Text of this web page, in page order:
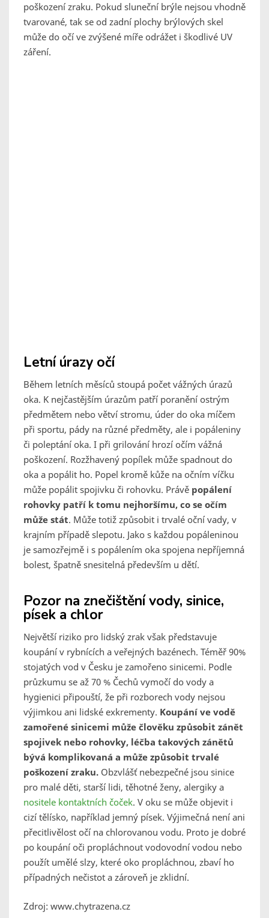
poškození zraku. Pokud sluneční brýle nejsou vhodně
tvarované, tak se od zadní plochy brýlových skel
může do očí ve zvýšené míře odrážet i škodlivé UV
záření.
Letní úrazy očí
Během letních měsíců stoupá počet vážných úrazů
oka. K nejčastějším úrazům patří poranění ostrým
předmětem nebo větví stromu, úder do oka míčem
při sportu, pády na různé předměty, ale i popáleniny
či poleptání oka. I při grilování hrozí očím vážná
poškození. Rozžhavený popílek může spadnout do
oka a popálit ho. Popel kromě kůže na očním víčku
může popálit spojivku či rohovku. Právě popálení
rohovky patří k tomu nejhoršímu, co se očím
může stát. Může totiž způsobit i trvalé oční vady, v
krajním případě slepotu. Jako s každou popáleninou
je samozřejmě i s popálením oka spojena nepříjemná
bolest, špatně snesitelná především u dětí.
Pozor na znečištění vody, sinice,
písek a chlor
Největší riziko pro lidský zrak však představuje
koupání v rybnících a veřejných bazénech. Téměř 90%
stojatých vod v Česku je zamořeno sinicemi. Podle
průzkumu se až 70 % Čechů vymočí do vody a
hygienici připouští, že při rozborech vody nejsou
výjimkou ani lidské exkrementy. Koupání ve vodě
zamořené sinicemi může člověku způsobit zánět
spojivek nebo rohovky, léčba takových zánětů
bývá komplikovaná a může způsobit trvalé
poškození zraku. Obzvlášť nebezpečné jsou sinice
pro malé děti, starší lidi, těhotné ženy, alergiky a
nositele kontaktních čoček. V oku se může objevit i
cizí tělísko, například jemný písek. Výjimečná není ani
přecitlivělost očí na chlorovanou vodu. Proto je dobré
po koupání oči propláchnout vodovodní vodou nebo
použít umělé slzy, které oko propláchnou, zbaví ho
případných nečistot a zároveň je zklidní.
Zdroj: www.chytrazena.cz